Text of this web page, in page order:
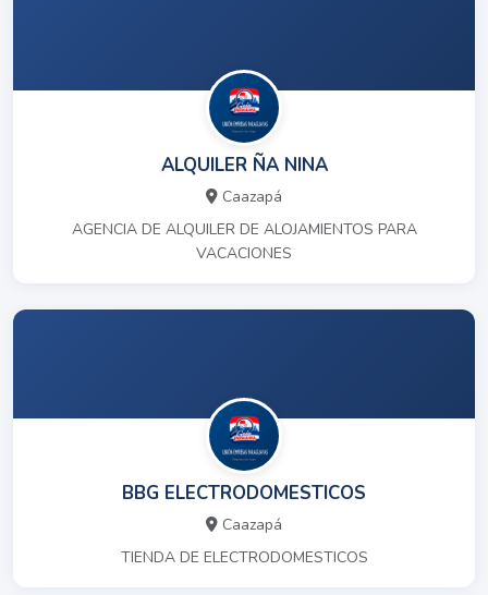
ALQUILER ÑA NINA
Caazapá
AGENCIA DE ALQUILER DE ALOJAMIENTOS PARA
VACACIONES
BBG ELECTRODOMESTICOS
Caazapá
TIENDA DE ELECTRODOMESTICOS